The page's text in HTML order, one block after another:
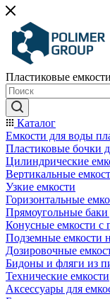
Пластиковые
Каталог
Емкости для воды
Пластиковые бочки
Цилиндрические
Вертикальные
Узкие емкости
Горизонтальные
Прямоугольные
Конусные емкости
Подземные емкости
Дозировочные
Бидоны и фляги из
Технические емкости
Аксессуары для